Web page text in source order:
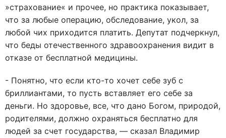
»страхование« и прочее, но практика показывает,
что за любые операцию, обследование, укол, за
любой чих приходится платить. Депутат подчеркнул,
что беды отечественного здравоохранения видит в
отказе от бесплатной медицины.
- Понятно, что если кто-то хочет себе зуб с
бриллиантами, то пусть вставляет его себе за
деньги. Но здоровье, все, что дано Богом, природой,
родителями, должно охраняться бесплатно для
людей за счет государства, — сказал Владимир